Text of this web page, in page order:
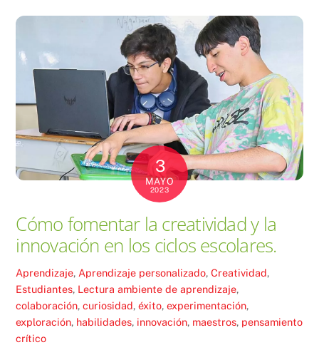
3
MAYO
2023
Cómo fomentar la creatividad y la
innovación en los ciclos escolares.
Aprendizaje, Aprendizaje personalizado,Creatividad,
Estudiantes, Lectura ambiente de aprendizaje,
colaboración,curiosidad,éxito,experimentación,
exploración, habilidades, innovación, maestros, pensamiento
crítico